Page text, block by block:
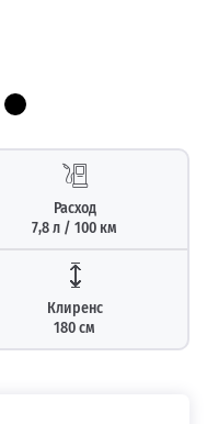
Расход
7,8 л / 100 км
Клиренс
180 см